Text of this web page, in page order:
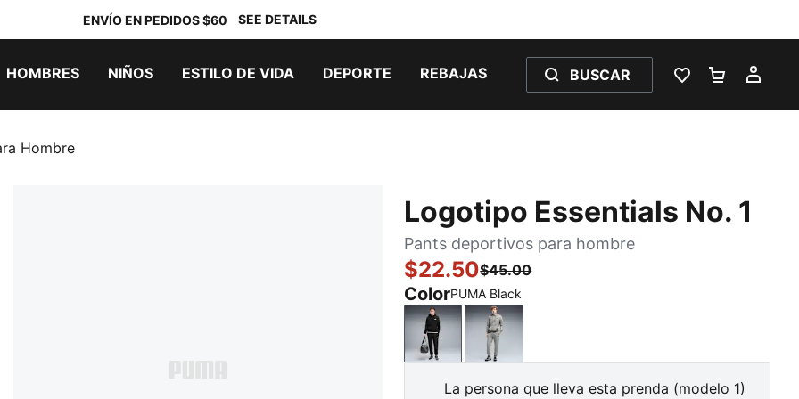
ENVÍO EN PEDIDOS $60 SEE DETAILS
HOMBRES NIÑOS ESTILO DE VIDA DEPORTE REBAJAS BUSCAR
LISTA DE
Hombre
Logotipo Essentials No. 1
Pants deportivos para hombre
$22.50$45.00
ColorPUMA Black
PUMA BlackMedium Gray Heather
La persona que lleva esta prenda (modelo 1)